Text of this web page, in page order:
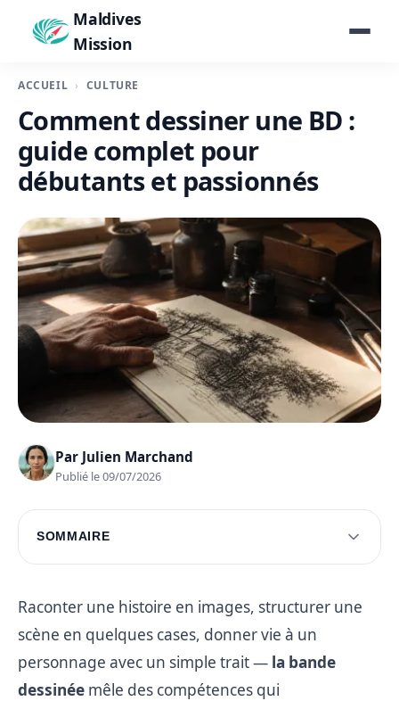
Maldives
Mission
ACCUEIL CULTURE
Comment dessiner une BD :
guide complet pour
débutants et passionnés
Par Julien Marchand
Publié le 09/07/2026
SOMMAIRE
Les bases du dessin de BD
Création de personnages
Mise en page et narration
Finalisation et publication
Raconter une histoire en images, structurer une
scène en quelques cases, donner vie à un
personnage avec un simple trait — la bande
dessinée mêle des compétences qui